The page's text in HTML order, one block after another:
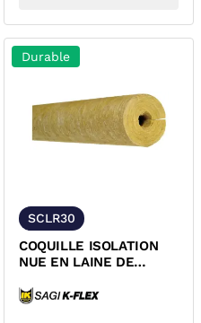
Durable
SCLR30
COQUILLE ISOLATION
NUE EN LAINE DE
MM